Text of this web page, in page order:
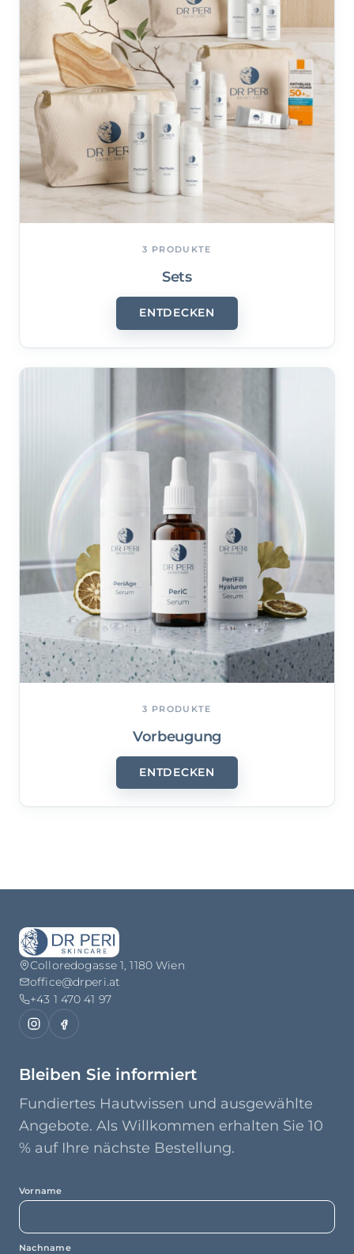
3 PRODUKTE
Sets
ENTDECKEN
3 PRODUKTE
Vorbeugung
ENTDECKEN
Colloredogasse 1, 1180 Wien
office@drperi.at
+43 1 470 41 97
Bleiben Sie informiert
Fundiertes Hautwissen und ausgewählte
Angebote. Als Willkommen erhalten Sie 10
% auf Ihre nächste Bestellung.
Vorname
Nachname